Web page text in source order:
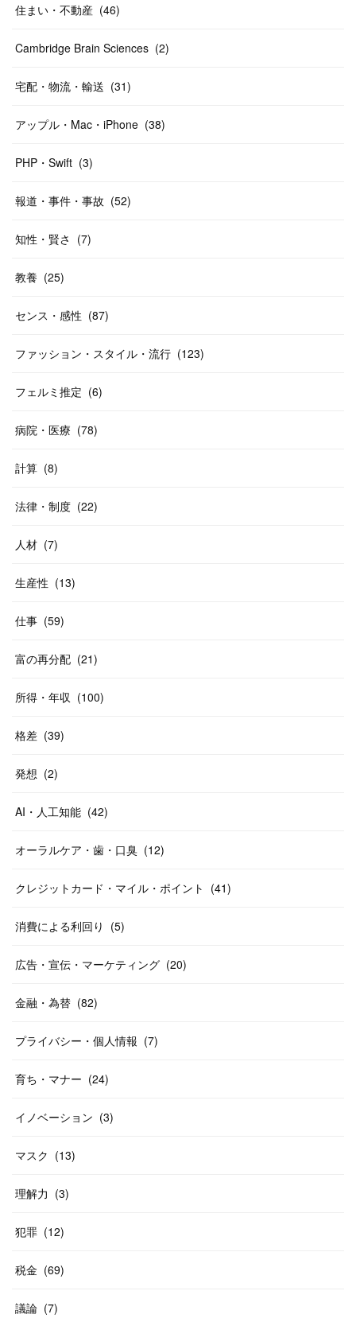
住まい・不動産 (46)
Cambridge Brain Sciences (2)
宅配・物流・輸送 (31)
アップル・Mac・iPhone (38)
PHP・Swift (3)
報道・事件・事故 (52)
知性・賢さ (7)
教養 (25)
センス・感性 (87)
ファッション・スタイル・流行 (123)
フェルミ推定 (6)
病院・医療 (78)
計算 (8)
法律・制度 (22)
人材 (7)
生産性 (13)
仕事 (59)
富の再分配 (21)
所得・年収 (100)
格差 (39)
発想 (2)
AI・人工知能 (42)
オーラルケア・歯・口臭 (12)
クレジットカード・マイル・ポイント (41)
消費による利回り (5)
広告・宣伝・マーケティング (20)
金融・為替 (82)
プライバシー・個人情報 (7)
育ち・マナー (24)
イノベーション (3)
マスク (13)
理解力 (3)
犯罪 (12)
税金 (69)
議論 (7)